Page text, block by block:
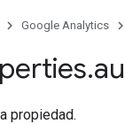
Google Analytics
.
propiedad.